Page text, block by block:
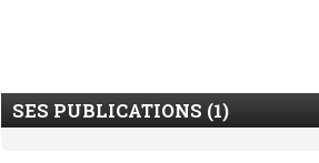
SES PUBLICATIONS (1)